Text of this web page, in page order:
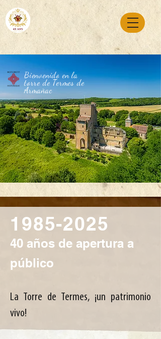
Bienvenido en la
torre de Termes de
Armañac
1985-2025
40 años de apertura a
público
La Torre de Termes, ¡un patrimonio
vivo!